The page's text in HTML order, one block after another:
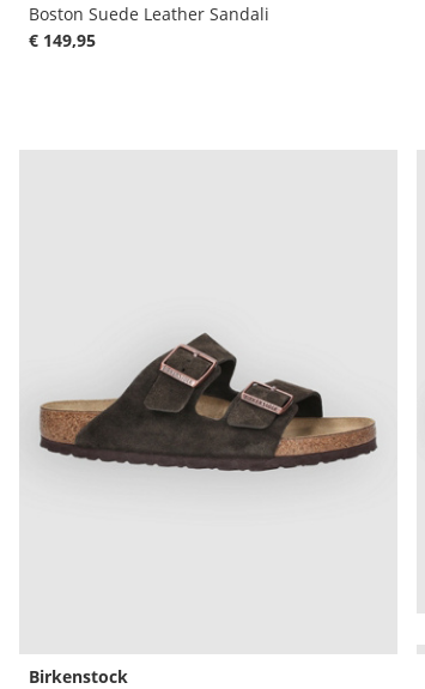
Boston Suede Leather Sandali
€ 149,95
Birkenstock